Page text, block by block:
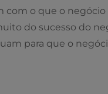
com o que o
do sucesso do
para que o